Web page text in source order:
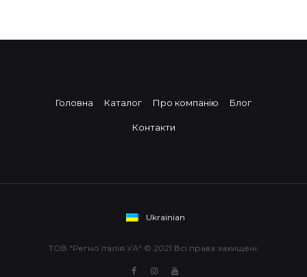
Головна Каталог Про компанію Блог
Контакти
Ukrainian
ТОВ "Регно Італія УА" © 2021 Всі права захищені.